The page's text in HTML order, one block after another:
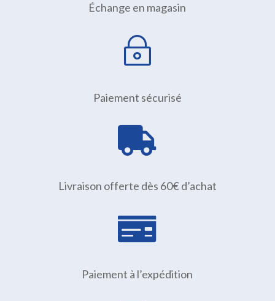
Échange en magasin
~
Paiement sécurisé

Livraison offerte dès 60€ d’achat

Paiement à l’expédition